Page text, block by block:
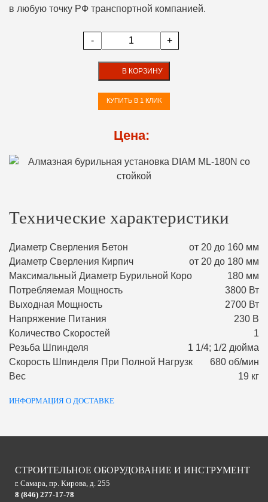
в любую точку РФ транспортной компанией.
- +
В КОРЗИНУ
КУПИТЬ В 1 КЛИК
Цена:
Технические характеристики
Диаметр Сверления Бетон
от 20 до 160 мм
Диаметр Сверления Кирпич
от 20 до 180 мм
Максимальный Диаметр Бурильной Коро
180 мм
Потребляемая Мощность
3800 Вт
Выходная Мощность
2700 Вт
Напряжение Питания
230 В
Количество Скоростей
1
Резьба Шпинделя
1 1/4; 1/2 дюйма
Скорость Шпинделя При Полной Нагрузк
680 об/мин
Вес
19 кг
ИНФОРМАЦИЯ О ДОСТАВКЕ
СТРОИТЕЛЬНОЕ ОБОРУДОВАНИЕ И ИНСТРУМЕНТ
г. Самара, пр. Кирова, д. 255
8 (846) 277-17-78